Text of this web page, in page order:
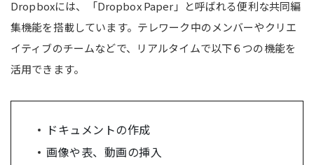
Dropboxには、「Dropbox Paper」と呼ばれる便利な共同編
集機能を搭載しています。テレワーク中のメンバーやクリエ
イティブのチームなどで、リアルタイムで以下６つの機能を
活用できます。
ドキュメントの作成
画像や表、動画の挿入